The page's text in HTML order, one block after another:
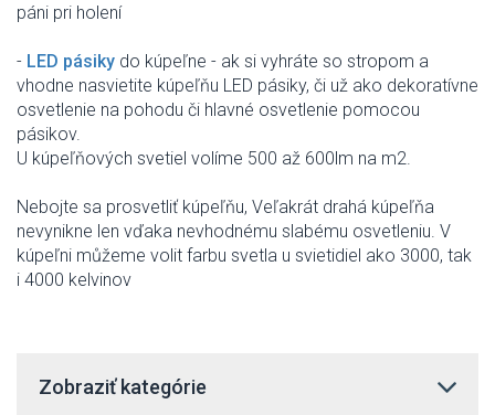
páni pri holení
- LED pásiky do kúpeľne - ak si vyhráte so stropom a
vhodne nasvietite kúpeľňu LED pásiky, či už ako dekoratívne
osvetlenie na pohodu či hlavné osvetlenie pomocou
pásikov.
U kúpeľňových svetiel volíme 500 až 600lm na m2.
Nebojte sa prosvetliť kúpeľňu, Veľakrát drahá kúpeľňa
nevynikne len vďaka nevhodnému slabému osvetleniu. V
kúpeľni můžeme volit farbu svetla u svietidiel ako 3000, tak
i 4000 kelvinov
Zobraziť kategórie